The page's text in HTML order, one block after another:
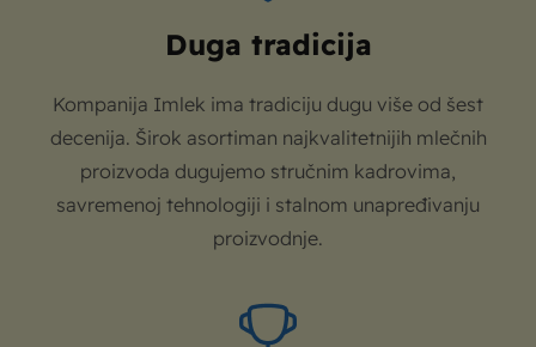
Duga tradicija
Kompanija Imlek ima tradiciju dugu više od šest
decenija. Širok asortiman najkvalitetnijih mlečnih
proizvoda dugujemo stručnim kadrovima,
savremenoj tehnologiji i stalnom unapređivanju
proizvodnje.